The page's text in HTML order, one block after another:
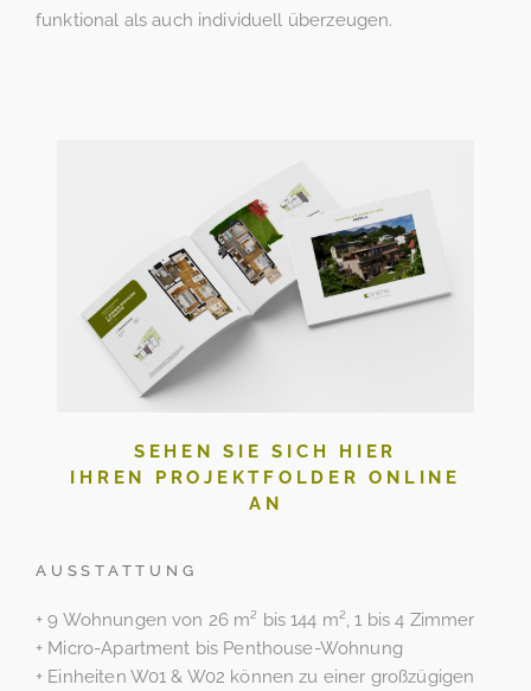
funktional als auch individuell überzeugen.
SEHEN SIE SICH HIER
IHREN PROJEKTFOLDER ONLINE
AN
AUSSTATTUNG
+ 9 Wohnungen von 26 m² bis 144 m², 1 bis 4 Zimmer
+ Micro-Apartment bis Penthouse-Wohnung
+ Einheiten W01 & W02 können zu einer großzügigen